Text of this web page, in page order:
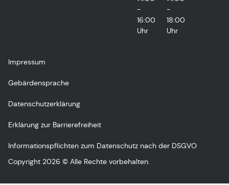
-
16:00
Uhr
-
18:00
Uhr
Impressum
Gebärdensprache
Datenschutzerklärung
Erklärung zur Barrierefreiheit
Informationspflichten zum Datenschutz nach der DSGVO
Copyright 2026 © Alle Rechte vorbehalten.